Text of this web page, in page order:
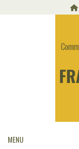
MENU
Panneau de gestion des cookies